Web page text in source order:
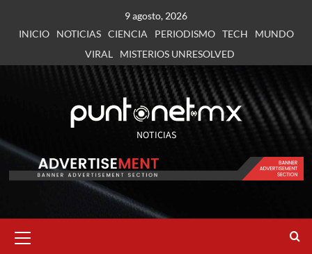
9 agosto, 2026
INICIO
NOTICIAS CIENCIA PERIODISMO TECH
MUNDO
VIRAL
MISTERIOS UNRESOLVED
NOTICIAS